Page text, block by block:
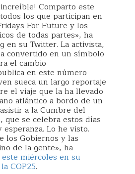
increíble! Comparto este
los que participan en
For Future y los
de todas partes», ha
en su Twitter. La activista,
convertido en un símbolo
el cambio
en este número
sueca un largo reportaje
el viaje que la ha llevado
atlántico a bordo de un
a la Cumbre del
que se celebra estos días
Lo he visto.
los Gobiernos y las
de la gente», ha
este miércoles en su
COP25.